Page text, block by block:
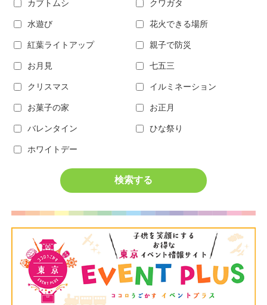
カブトムシ クワガタ
水遊び 花火できる場所
紅葉ライトアップ 親子で防災
お月見 七五三
クリスマス イルミネーション
お菓子の家 お正月
バレンタイン ひな祭り
ホワイトデー